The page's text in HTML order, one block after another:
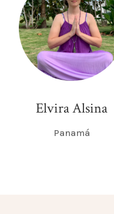
Elvira Alsina
Panamá